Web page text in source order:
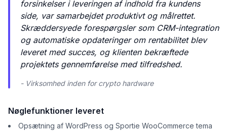
forsinkelser i leveringen af indhold fra kundens
side, var samarbejdet produktivt og målrettet.
Skræddersyede forespørgsler som CRM-integration
og automatiske opdateringer om rentabilitet blev
leveret med succes, og klienten bekræftede
projektets gennemførelse med tilfredshed.
- Virksomhed inden for crypto hardware
Nøglefunktioner leveret
Opsætning af WordPress og Sportie WooCommerce tema